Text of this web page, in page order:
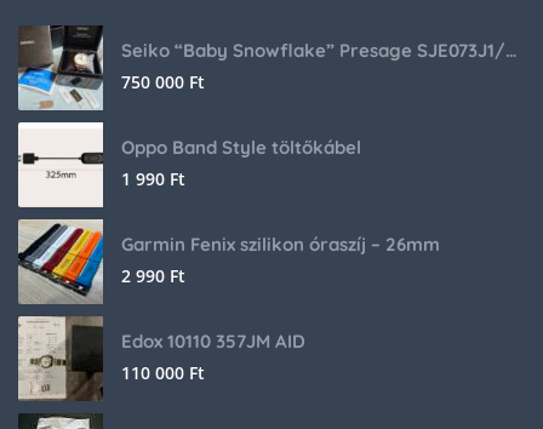
Seiko “Baby Snowflake” Presage SJE073J1/SARA015 Limited Edition
750 000 Ft
Oppo Band Style töltőkábel
1 990 Ft
Garmin Fenix szilikon óraszíj – 26mm
2 990 Ft
Edox 10110 357JM AID
110 000 Ft